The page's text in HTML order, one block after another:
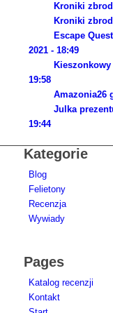
Kroniki
Kroniki
Escape
2021 - 18:49
19:58
Amazonia26
Julka
19:44
Kategorie
Blog
Felietony
Recenzja
Wywiady
Pages
Katalog recenzji
Kontakt